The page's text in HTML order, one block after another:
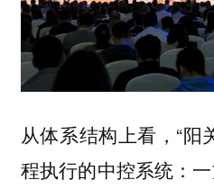
从体系结构上看，“阳
程执行的中控系统：